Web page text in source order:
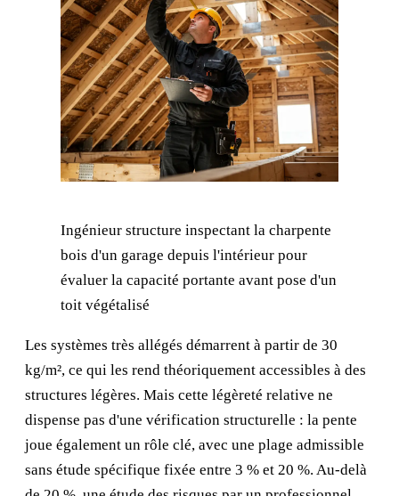
Ingénieur structure inspectant la charpente
bois d'un garage depuis l'intérieur pour
évaluer la capacité portante avant pose d'un
toit végétalisé
Les systèmes très allégés démarrent à partir de 30
kg/m², ce qui les rend théoriquement accessibles à des
structures légères. Mais cette légèreté relative ne
dispense pas d'une vérification structurelle : la pente
joue également un rôle clé, avec une plage admissible
sans étude spécifique fixée entre 3 % et 20 %. Au-delà